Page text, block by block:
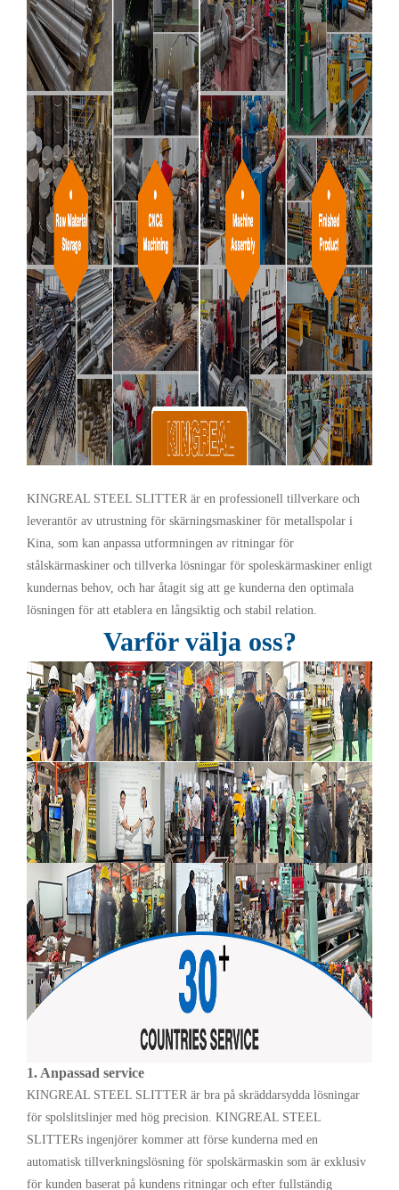
KINGREAL STEEL SLITTER är en professionell tillverkare och
leverantör av utrustning för skärningsmaskiner för metallspolar i
Kina, som kan anpassa utformningen av ritningar för
stålskärmaskiner och tillverka lösningar för spoleskärmaskiner enligt
kundernas behov, och har åtagit sig att ge kunderna den optimala
lösningen för att etablera en långsiktig och stabil relation.
Varför välja oss?
1.Anpassad service
KINGREAL STEEL SLITTER är bra på skräddarsydda lösningar
för spolslitslinjer med hög precision. KINGREAL STEEL
SLITTERs ingenjörer kommer att förse kunderna med en
automatisk tillverkningslösning för spolskärmaskin som är exklusiv
för kunden baserat på kundens ritningar och efter fullständig